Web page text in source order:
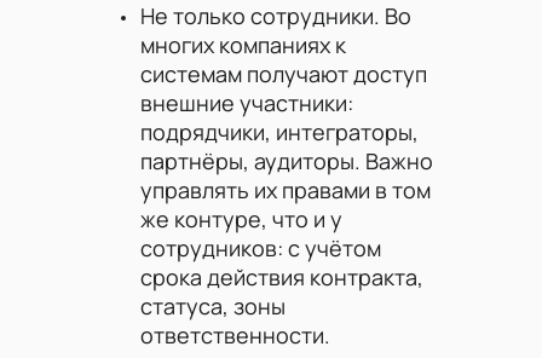
Не только сотрудники. Во
многих компаниях к
системам получают доступ
внешние участники:
подрядчики, интеграторы,
партнёры, аудиторы. Важно
управлять их правами в том
же контуре, что и у
сотрудников: с учётом
срока действия контракта,
статуса, зоны
ответственности.